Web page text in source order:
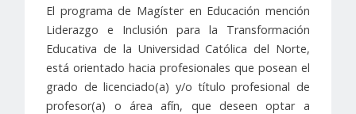
El programa de Magíster en Educación mención
Liderazgo e Inclusión para la Transformación
Educativa de la Universidad Católica del Norte,
está orientado hacia profesionales que posean el
grado de licenciado(a) y/o título profesional de
profesor(a) o área afín, que deseen optar a